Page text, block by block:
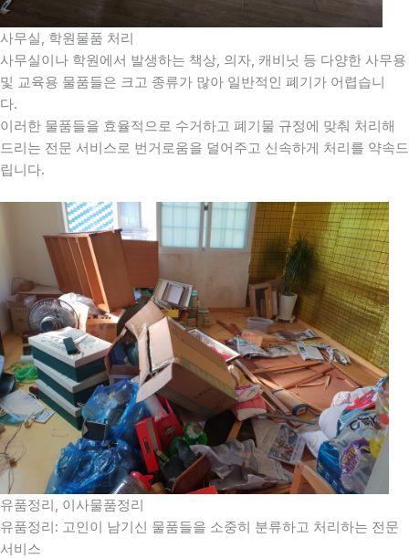
사무실, 학원물품 처리
사무실이나 학원에서 발생하는 책상, 의자, 캐비닛 등 다양한 사무용
및 교육용 물품들은 크고 종류가 많아 일반적인 폐기가 어렵습니
다.
이러한 물품들을 효율적으로 수거하고 폐기물 규정에 맞춰 처리해
드리는 전문 서비스로 번거로움을 덜어주고 신속하게 처리를 약속드
립니다.
유품정리, 이사물품정리
유품정리: 고인이 남기신 물품들을 소중히 분류하고 처리하는 전문
서비스